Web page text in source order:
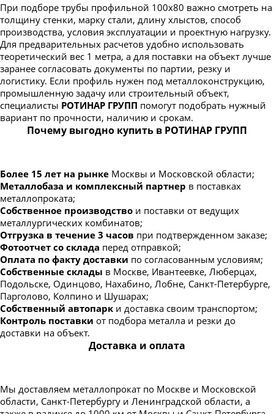
При подборе трубы профильной 100х80 важно смотреть на
толщину стенки, марку стали, длину хлыстов, способ
производства, условия эксплуатации и проектную нагрузку.
Для предварительных расчетов удобно использовать
теоретический вес 1 метра, а для поставки на объект лучше
заранее согласовать документы по партии, резку и
логистику. Если профиль нужен под металлоконструкцию,
промышленную задачу или строительный объект,
специалисты РОТИНАР ГРУПП помогут подобрать нужный
вариант по прочности, наличию и срокам.
Почему выгодно купить в РОТИНАР ГРУПП
Более 15 лет на рынке Москвы и Московской области;
Металлобаза и комплексный партнер в поставках
металлопроката;
Собственное производство и поставки от ведущих
металлургических комбинатов;
Отгрузка в течение 3 часов при подтвержденном заказе;
Фотоотчет со склада перед отправкой;
Оплата по факту доставки по согласованным условиям;
Собственные склады в Москве, Ивантеевке, Люберцах,
Подольске, Одинцово, Нахабино, Лобне, Санкт-Петербурге,
Парголово, Колпино и Шушарах;
Собственный автопарк и доставка своим транспортом;
Контроль поставки от подбора металла и резки до
доставки на объект.
Доставка и оплата
Мы доставляем металлопрокат по Москве и Московской
области, Санкт-Петербургу и Ленинградской области, а